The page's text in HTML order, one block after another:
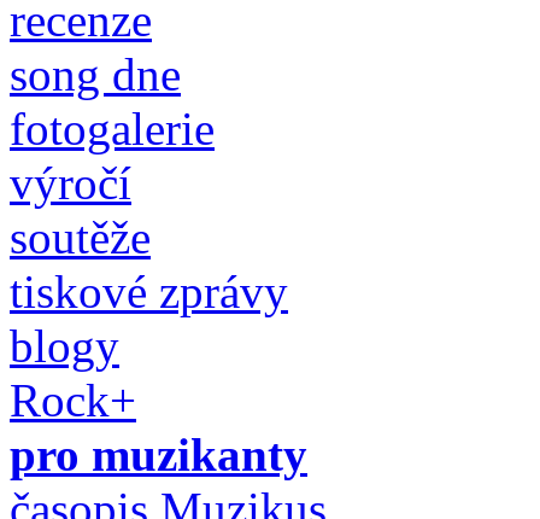
recenze
song dne
fotogalerie
výročí
soutěže
tiskové zprávy
blogy
Rock+
pro muzikanty